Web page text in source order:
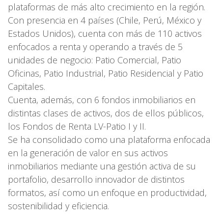
plataformas de más alto crecimiento en la región.
Con presencia en 4 países (Chile, Perú, México y
Estados Unidos), cuenta con más de 110 activos
enfocados a renta y operando a través de 5
unidades de negocio: Patio Comercial, Patio
Oficinas, Patio Industrial, Patio Residencial y Patio
Capitales.
Cuenta, además, con 6 fondos inmobiliarios en
distintas clases de activos, dos de ellos públicos,
los Fondos de Renta LV-Patio I y II.
Se ha consolidado como una plataforma enfocada
en la generación de valor en sus activos
inmobiliarios mediante una gestión activa de su
portafolio, desarrollo innovador de distintos
formatos, así como un enfoque en productividad,
sostenibilidad y eficiencia.